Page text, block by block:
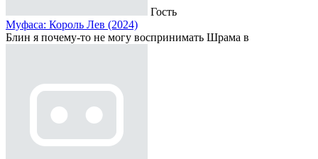
Гость
Муфаса: Король Лев (2024)
Блин я почему-то не могу воспринимать Шрама в